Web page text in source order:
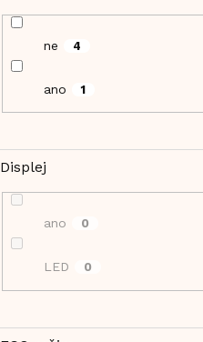
ne 4
ano 1
Displej
ano 0
LED 0